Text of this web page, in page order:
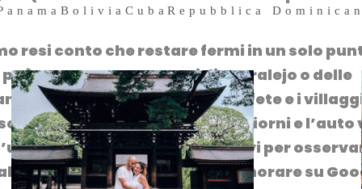
Bolivia CubaRepubblica
resi conto che restare fermi in un solo
può certo accontentarsi diCorralejo o delle
le spiagge selvagge diCofetee i
un luogo nuovo tutti i giorni e l’auto
momento dove fermarvi per
vista che vi ha fatti innamorare su